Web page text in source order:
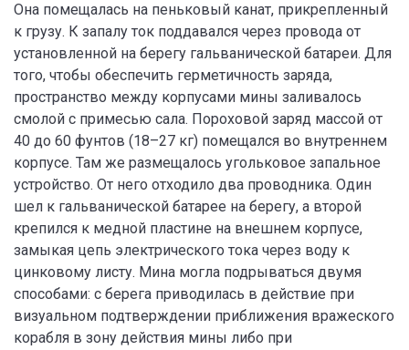
Она помещалась на пеньковый канат, прикрепленный
к грузу. К запалу ток поддавался через провода от
установленной на берегу гальванической батареи. Для
того, чтобы обеспечить герметичность заряда,
пространство между корпусами мины заливалось
смолой с примесью сала. Пороховой заряд массой от
40 до 60 фунтов (18–27 кг) помещался во внутреннем
корпусе. Там же размещалось угольковое запальное
устройство. От него отходило два проводника. Один
шел к гальванической батарее на берегу, а второй
крепился к медной пластине на внешнем корпусе,
замыкая цепь электрического тока через воду к
цинковому листу. Мина могла подрываться двумя
способами: с берега приводилась в действие при
визуальном подтверждении приближения вражеского
корабля в зону действия мины либо при